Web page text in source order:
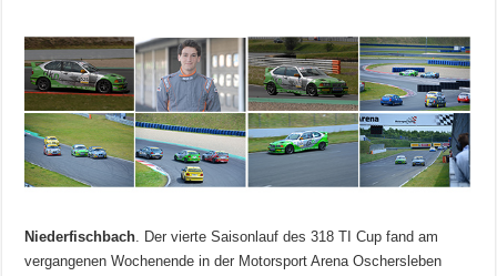
Niederfischbach. Der vierte Saisonlauf des 318 TI Cup fand am
vergangenen Wochenende in der Motorsport Arena Oschersleben